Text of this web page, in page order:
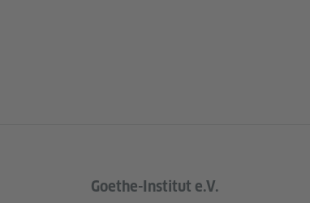
Service- und Informationsbereich
Goethe-Institut e.V.